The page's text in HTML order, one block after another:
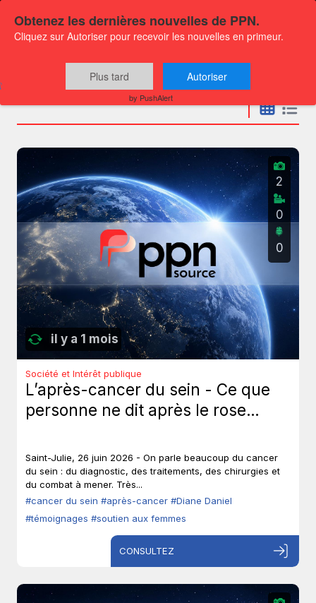
Communiqués
il y a 1 mois
2
0
0
Société et Intérêt publique
L’après-cancer du sein - Ce que
personne ne dit après le rose…
Saint-Julie, 26 juin 2026 - On parle beaucoup du cancer
du sein : du diagnostic, des traitements, des chirurgies et
du combat à mener. Très...
#cancer du sein #après-cancer #Diane Daniel
#témoignages #soutien aux femmes
CONSULTEZ
Obtenez les dernières nouvelles de PPN.
Cliquez sur Autoriser pour recevoir les nouvelles en primeur.
Plus tard Autoriser
by PushAlert